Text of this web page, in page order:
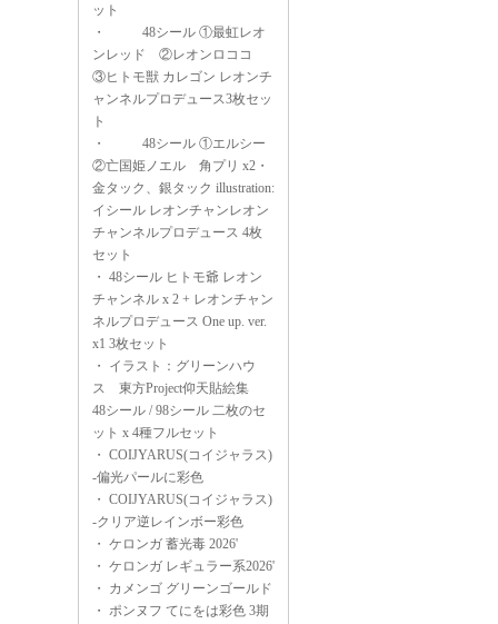
ット
・
48シール ①最虹レオ
ンレッド ②レオンロココ
③ヒトモ獣 カレゴン レオンチ
ャンネルプロデュース3枚セッ
ト
・
48シール ①エルシー
②亡国姫ノエル 角プリ x2・
金タック、銀タック illustration:
イシール レオンチャンレオン
チャンネルプロデュース 4枚
セット
・ 48シール ヒトモ爺 レオン
チャンネル x 2 + レオンチャン
ネルプロデュース One up. ver.
x1 3枚セット
・ イラスト：グリーンハウ
ス 東方Project仰天貼絵集
48シール / 98シール 二枚のセ
ット x 4種フルセット
・ COIJYARUS(コイジャラス)
-偏光パールに彩色
・ COIJYARUS(コイジャラス)
-クリア逆レインボー彩色
・ ケロンガ 蓄光毒 2026'
・ ケロンガ レギュラー系2026'
・ カメンゴ グリーンゴールド
・ ポンヌフ てにをは彩色 3期